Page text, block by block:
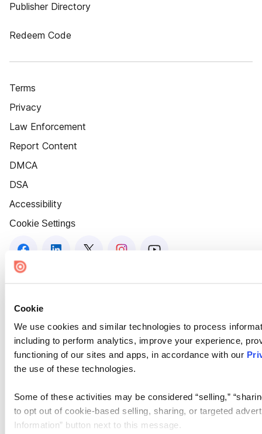
Cookie
We use cookies and similar technologies to process
including to perform analytics, improve your experience,
functioning of our sites and apps, in accordance with our
the use of these technologies.
Some of these activities may be considered “selling,”
to opt out of cookie-based selling, sharing, or targeted
Information” button next to this message.
Publisher Directory
Redeem Code
Terms
Privacy
Law Enforcement
Report Content
DMCA
DSA
Accessibility
Cookie Settings